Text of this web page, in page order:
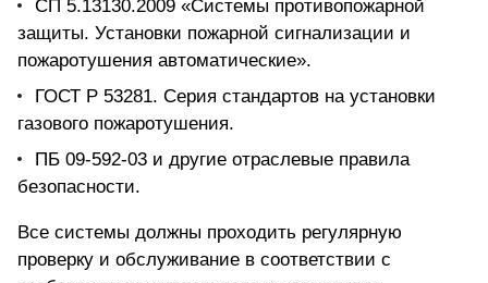
СП 5.13130.2009 «Системы противопожарной
защиты. Установки пожарной сигнализации и
пожаротушения автоматические».
ГОСТ Р 53281. Серия стандартов на установки
газового пожаротушения.
ПБ 09-592-03 и другие отраслевые правила
безопасности.
Все системы должны проходить регулярную
проверку и обслуживание в соответствии с